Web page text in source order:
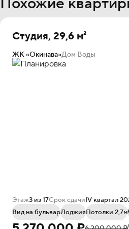
Студия, 29,6 м²
ЖК «Окинава»Дом Воды
Этаж3 из 17Срок сдачиIV квартал
Вид на бульварЛоджияПотолки 2,7м